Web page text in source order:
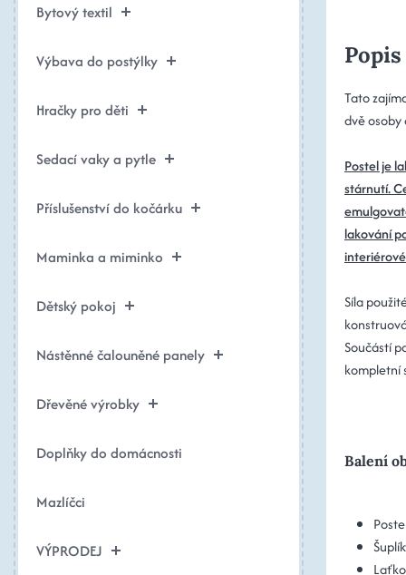
Bytový textil
Výbava do postýlky
Hračky pro děti
Sedací vaky a pytle
Příslušenství do kočárku
Maminka a miminko
Dětský pokoj
Nástěnné čalouněné panely
Dřevěné výrobky
Doplňky do domácnosti
Mazlíčci
VÝPRODEJ
Tato
dvě osoby
Postel je
stárnutí.
lakování
Síla
Součástí
kompletní
Balení